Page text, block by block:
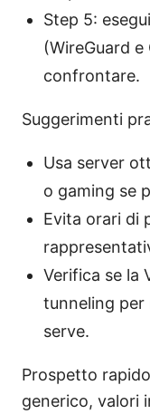
Step 5:
(WireGuard
confrontare.
Suggerimenti
Usa server
o gaming se
Evita orari di
Verifica se la
tunneling per
serve.
Prospetto
generico, valori